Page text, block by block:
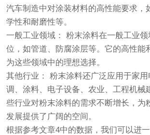
汽车制造中对涂装材料的高性能要求，
学性和耐磨性等。
一般工业领域： 粉末涂料在一般工业
位，如管道、防腐涂层等。它的高性能
为这些领域中的理想选择。
其他行业： 粉末涂料还广泛应用于家
调、涂料、电子设备、农业、工程机械
些行业对粉末涂料的需求不断增长，为
发展提供了广阔的空间。
根据参考文章4中的数据，我们可以进